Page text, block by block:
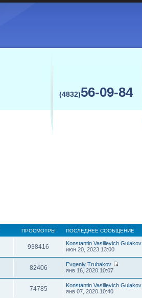
(4832)56-09-84
ПРОСМОТРЫ ПОСЛЕДНЕЕ СООБЩЕНИЕ
938416
Konstantin Vasilievich Gulakov
июн 20, 2023 13:00
82406
Evgeniy Trubakov
янв 16, 2020 10:07
74785
Konstantin Vasilievich Gulakov
янв 07, 2020 10:40